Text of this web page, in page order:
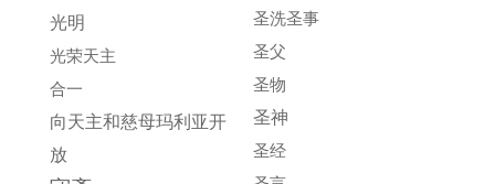
光明
光荣天主
合一
向天主和慈母玛利亚开
放
圣洗圣事
圣父
圣物
圣神
圣经